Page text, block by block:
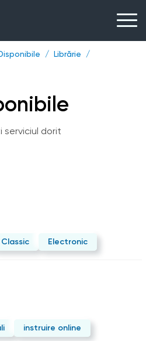
Librărie
serviciul dorit
Classic Electronic
instruire online